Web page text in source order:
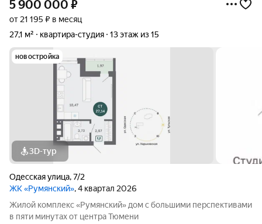
5 900 000 ₽
от 21 195 ₽ в месяц
27,1 м²
квартира-студия 13 этаж из 15
новостройка
3D-тур
Одесская улица,7/2
ЖК «Румянский», 4 квартал 2026
Жилой комплекс «Румянский» дом с большими перспективами
в пяти минутах от центра Тюмени